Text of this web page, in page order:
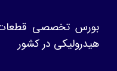
بورس تخصصی قطعات
هیدرولیکی در کشور